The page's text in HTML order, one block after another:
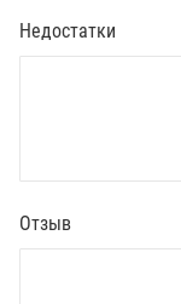
Недостатки
Отзыв